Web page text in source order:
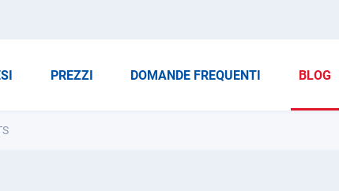
PREZZI DOMANDE FREQUENTI BLOG